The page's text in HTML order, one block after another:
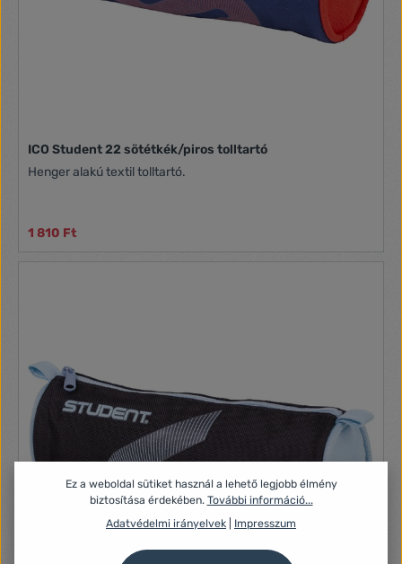
ICO Student 22 sötétkék/piros tolltartó
Henger alakú textil tolltartó.
1 810 Ft
Ez a weboldal sütiket használ a lehető legjobb élmény
biztosítása érdekében. További információ...
Adatvédelmi irányelvek
Impresszum